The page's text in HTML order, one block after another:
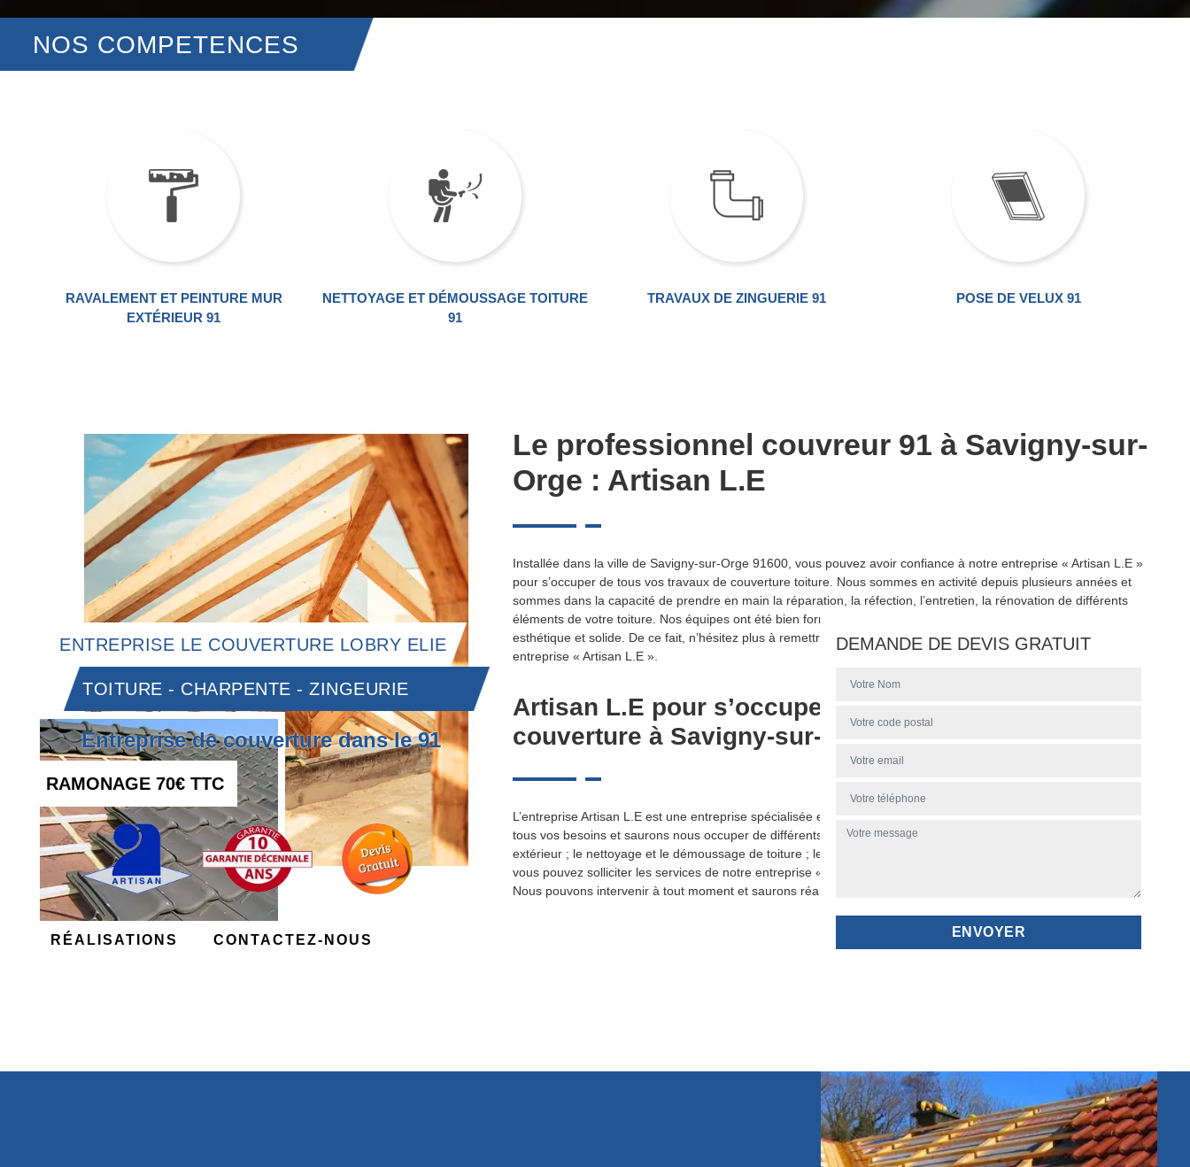
ENTREPRISE LE COUVERTURE LOBRY ELIE
TOITURE - CHARPENTE - ZINGEURIE
Entreprise de couverture dans le 91
RAMONAGE 70€ TTC
RÉALISATIONS CONTACTEZ-NOUS
DEMANDE DE DEVIS GRATUIT
NOS COMPETENCES
RAVALEMENT ET PEINTURE MUR
EXTÉRIEUR 91
NETTOYAGE ET DÉMOUSSAGE TOITURE
91
TRAVAUX DE ZINGUERIE 91 POSE DE VELUX 91
Le professionnel couvreur 91 à Savigny-sur-
Orge : Artisan L.E
Installée dans la ville de Savigny-sur-Orge 91600, vous pouvez avoir confiance à notre entreprise « Artisan L.E »
pour s’occuper de tous vos travaux de couverture toiture. Nous sommes en activité depuis plusieurs années et
sommes dans la capacité de prendre en main la réparation, la réfection, l’entretien, la rénovation de différents
éléments de votre toiture. Nos équipes ont été bien formées et sauront vous fournir un toit : étanche, résistant,
esthétique et solide. De ce fait, n’hésitez plus à remettre tous vos projets de couverture toiture 91600 à notre
entreprise « Artisan L.E ».
Artisan L.E pour s’occuper de différents travaux de
couverture à Savigny-sur-Orge 91600
L’entreprise Artisan L.E est une entreprise spécialisée en travaux de couverture toiture. Nous pourrons répondre à
tous vos besoins et saurons nous occuper de différents travaux, comme : le ravalement et la peinture mur
extérieur ; le nettoyage et le démoussage de toiture ; les travaux de zingueries ; la pose de velux. Sachez que,
vous pouvez solliciter les services de notre entreprise « Artisan L.E », que vous êtes professionnel ou particulier.
Nous pouvons intervenir à tout moment et saurons réaliser tous vos travaux dans les règles de l’art.